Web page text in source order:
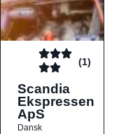
(1)
Scandia
Ekspressen
ApS
Dansk